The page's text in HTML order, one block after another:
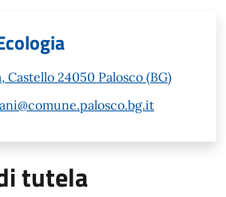
Castello 24050 Palosco (BG)
tutela